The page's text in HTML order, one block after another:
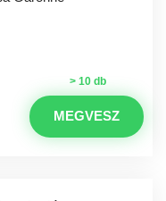
> 10 db
MEGVESZ